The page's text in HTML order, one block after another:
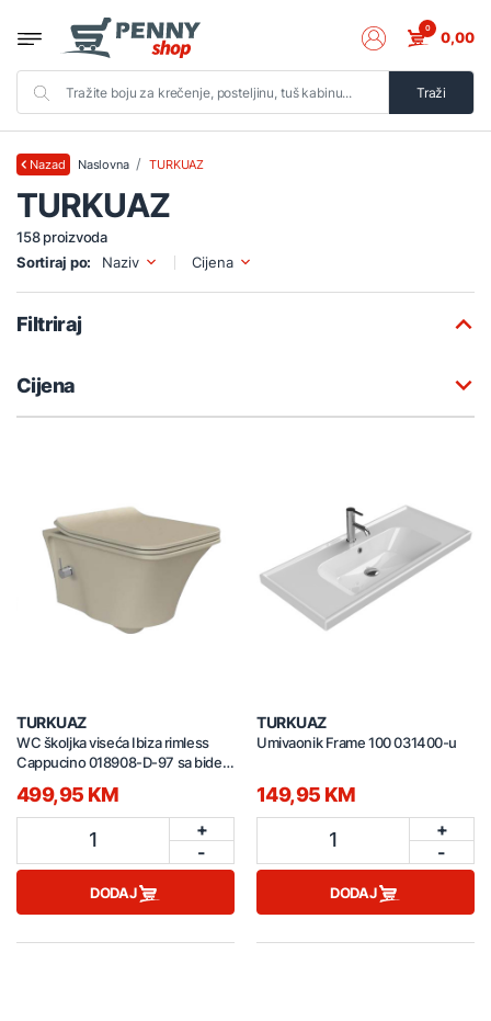
Traži
0 0,00
Nazad Naslovna TURKUAZ
TURKUAZ
158 proizvoda
Sortiraj po:
Naziv Cijena
Filtriraj
Cijena
TURKUAZ
WC školjka viseća Ibiza rimless
Cappucino 018908-D-97 sa bide
499,95 KM
1
+
-
DODAJ
TURKUAZ
Umivaonik Frame 100 031400-u
149,95 KM
1
+
-
DODAJ